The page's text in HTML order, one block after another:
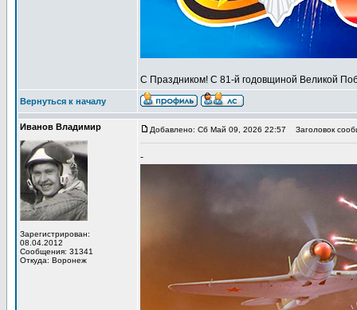
С Праздником! С 81-й годовщиной Великой
Вернуться к началу
Иванов Владимир
Зарегистрирован:
08.04.2012
Сообщения: 31341
Откуда: Воронеж
Добавлено: Сб Май 09, 2026 22:57 Заголовок
-